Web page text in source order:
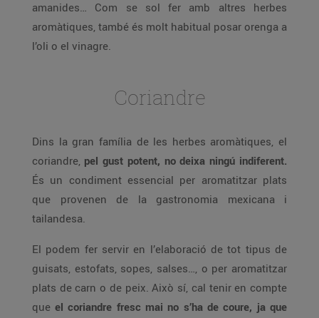
amanides… Com se sol fer amb altres herbes
aromàtiques, també és molt habitual posar orenga a
l’oli o el vinagre.
Coriandre
Dins la gran família de les herbes aromàtiques, el
coriandre, pel gust potent, no deixa ningú indiferent.
És un condiment essencial per aromatitzar plats
que provenen de la gastronomia mexicana i
tailandesa.
El podem fer servir en l’elaboració de tot tipus de
guisats, estofats, sopes, salses…, o per aromatitzar
plats de carn o de peix. Això sí, cal tenir en compte
que el coriandre fresc mai no s’ha de coure, ja que